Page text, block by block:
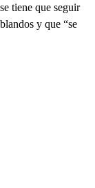
tiene que seguir
y que “se